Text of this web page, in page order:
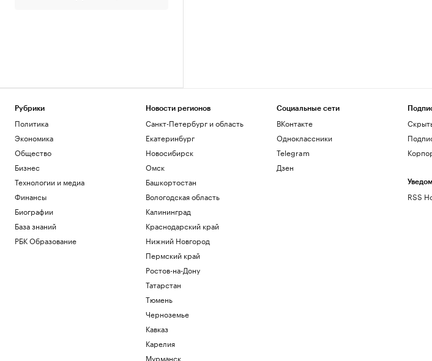
Рубрики
Политика
Экономика
Общество
Бизнес
Технологии и медиа
Финансы
Биографии
База знаний
РБК Образование
Новости регионов
Санкт-Петербург и область
Екатеринбург
Новосибирск
Омск
Башкортостан
Вологодская область
Калининград
Краснодарский край
Нижний Новгород
Пермский край
Ростов-на-Дону
Татарстан
Тюмень
Черноземье
Кавказ
Карелия
Мурманск
Социальные сети
ВКонтакте
Одноклассники
Telegram
Дзен
RSS